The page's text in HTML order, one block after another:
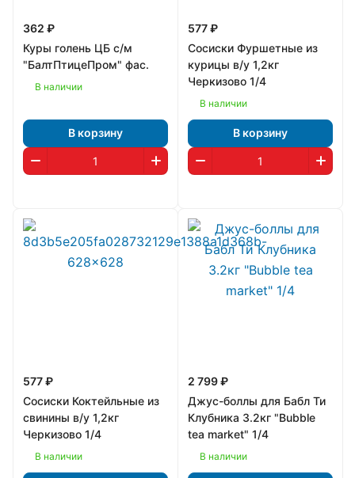
362 ₽
Куры голень ЦБ с/м
"БалтПтицеПром" фас.
В наличии
В корзину
577 ₽
Сосиски Фуршетные из
курицы в/у 1,2кг
Черкизово 1/4
В наличии
В корзину
577 ₽
Сосиски Коктейльные из
свинины в/у 1,2кг
Черкизово 1/4
В наличии
2 799 ₽
Джус-боллы для Бабл Ти
Клубника 3.2кг "Bubble
tea market" 1/4
В наличии